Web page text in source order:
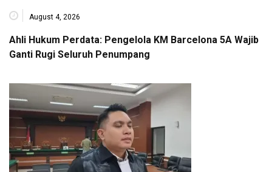
August 4, 2026
Ahli Hukum Perdata: Pengelola KM Barcelona 5A Wajib
Ganti Rugi Seluruh Penumpang